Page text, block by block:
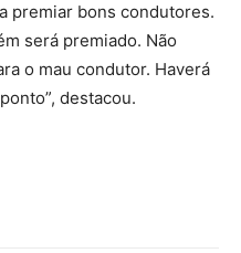
premiar bons condutores.
será premiado. Não
o mau condutor. Haverá
destacou.